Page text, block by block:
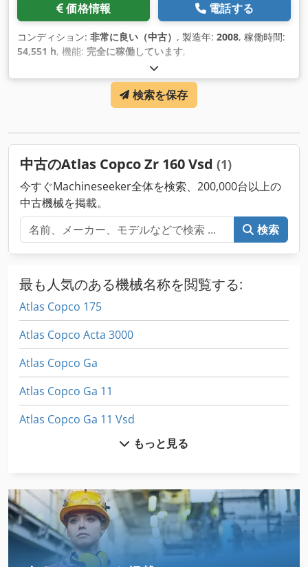
価格情報 電話する
コンディション: 非常に良い（中古） , 製造年: 2008, 稼働時間:
54,551 h, 機能: 完全に稼働しています,
検索を保存
中古のAtlas Copco Zr 160 Vsd (1)
今すぐMachineseeker全体を検索、200,000台以上の
中古機械を掲載。
検索
最も人気のある機械名称を閲覧する:
Atlas Copco 175
Atlas Copco Acta 3000
Atlas Copco Ga
Atlas Copco Ga 11
Atlas Copco Ga 11 Vsd
Atlas Copco Ga 15 Ff
Atlas Copco Ga 160
Atlas Copco Ga 22
もっと見る